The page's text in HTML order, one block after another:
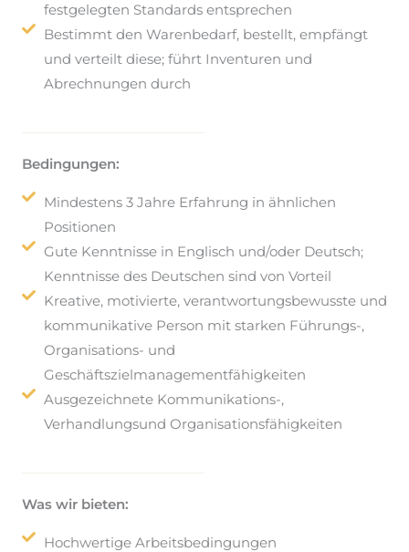
festgelegten Standards entsprechen
Bestimmt den Warenbedarf, bestellt, empfängt
und verteilt diese; führt Inventuren und
Abrechnungen durch
Bedingungen:
Mindestens 3 Jahre Erfahrung in ähnlichen
Positionen
Gute Kenntnisse in Englisch und/oder Deutsch;
Kenntnisse des Deutschen sind von Vorteil
Kreative, motivierte, verantwortungsbewusste und
kommunikative Person mit starken Führungs-,
Organisations- und
Geschäftszielmanagementfähigkeiten
Ausgezeichnete Kommunikations-,
Verhandlungsund Organisationsfähigkeiten
Was wir bieten:
Hochwertige Arbeitsbedingungen